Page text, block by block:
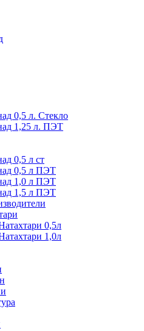
0,5 л. Стекло
1,25 л. ПЭТ
0,5 л ст
0,5 л ПЭТ
1,0 л ПЭТ
1,5 л ПЭТ
0,5л
1,0л